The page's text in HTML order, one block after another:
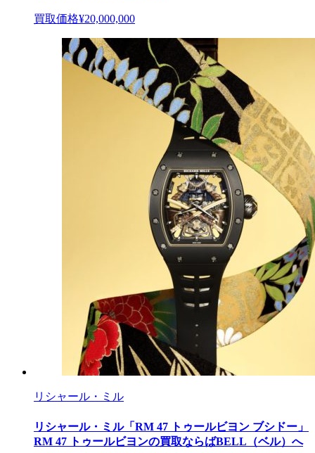
買取価格¥20,000,000
リシャール・ミル
リシャール・ミル「RM 47 トゥールビヨン ブシドー」
RM 47 トゥールビヨンの買取ならばBELL（ベル）へ